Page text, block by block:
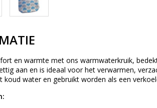
en warmte met ons warmwaterkruik,
aan en is ideaal voor het verwarmen,
koud water en gebruikt worden als een